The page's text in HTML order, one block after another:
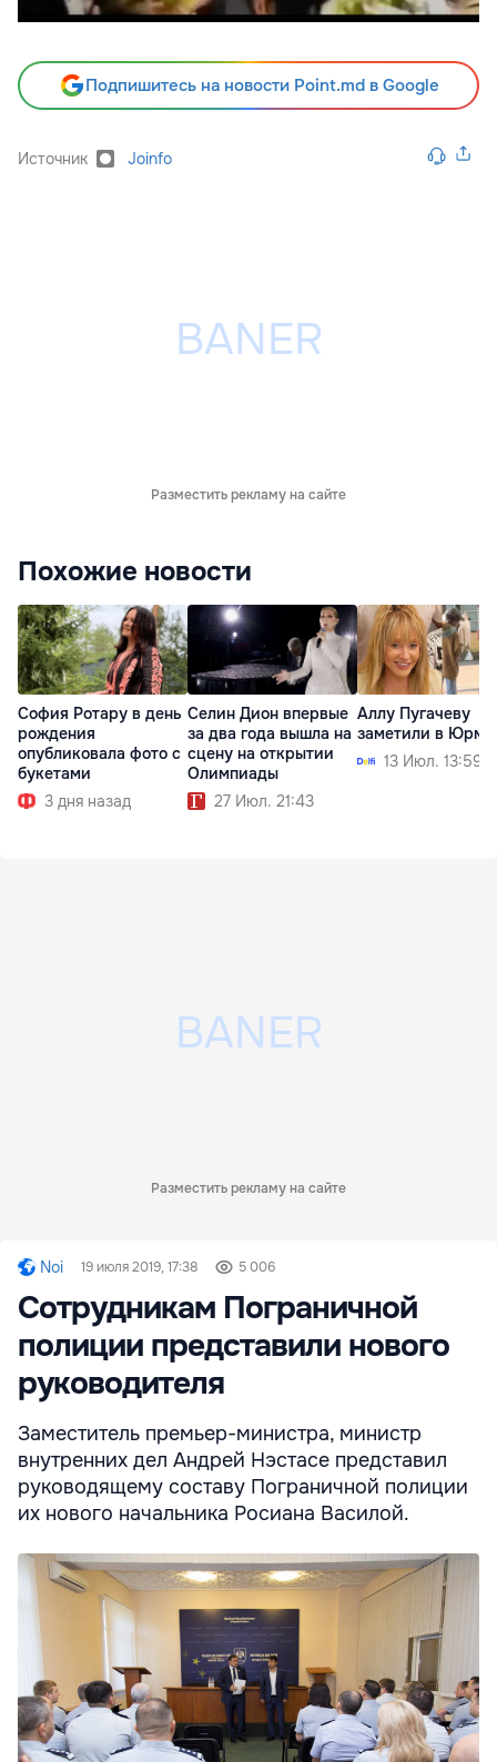
Подпишитесь на новости Point.md в Google
Источник Joinfo
Разместить рекламу на сайте
Похожие новости
София Ротару в день
рождения
опубликовала фото с
букетами
3 дня назад
Селин Дион впервые
за два года вышла на
сцену на открытии
Олимпиады
27 Июл. 21:43
Аллу Пугачеву
заметили в
13 Июл. 13:59
Разместить рекламу на сайте
Noi 19 июля 2019, 17:38 5 006
Сотрудникам Пограничной
полиции представили нового
руководителя
Заместитель премьер-министра, министр
внутренних дел Андрей Нэстасе представил
руководящему составу Пограничной полиции
их нового начальника Росиана Василой.